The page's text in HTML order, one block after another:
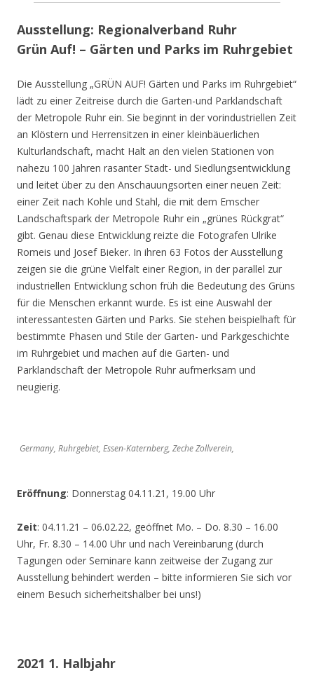
Ausstellung: Regionalverband Ruhr
Grün Auf! – Gärten und Parks im Ruhrgebiet
Die Ausstellung „GRÜN AUF! Gärten und Parks im Ruhrgebiet“
lädt zu einer Zeitreise durch die Garten-und Parklandschaft
der Metropole Ruhr ein. Sie beginnt in der vorindustriellen Zeit
an Klöstern und Herrensitzen in einer kleinbäuerlichen
Kulturlandschaft, macht Halt an den vielen Stationen von
nahezu 100 Jahren rasanter Stadt- und Siedlungsentwicklung
und leitet über zu den Anschauungsorten einer neuen Zeit:
einer Zeit nach Kohle und Stahl, die mit dem Emscher
Landschaftspark der Metropole Ruhr ein „grünes Rückgrat“
gibt. Genau diese Entwicklung reizte die Fotografen Ulrike
Romeis und Josef Bieker. In ihren 63 Fotos der Ausstellung
zeigen sie die grüne Vielfalt einer Region, in der parallel zur
industriellen Entwicklung schon früh die Bedeutung des Grüns
für die Menschen erkannt wurde. Es ist eine Auswahl der
interessantesten Gärten und Parks. Sie stehen beispielhaft für
bestimmte Phasen und Stile der Garten- und Parkgeschichte
im Ruhrgebiet und machen auf die Garten- und
Parklandschaft der Metropole Ruhr aufmerksam und
neugierig.
Germany, Ruhrgebiet, Essen-Katernberg, Zeche Zollverein,
Eröffnung: Donnerstag 04.11.21, 19.00 Uhr
Zeit: 04.11.21 – 06.02.22, geöffnet Mo. – Do. 8.30 – 16.00
Uhr, Fr. 8.30 – 14.00 Uhr und nach Vereinbarung (durch
Tagungen oder Seminare kann zeitweise der Zugang zur
Ausstellung behindert werden – bitte informieren Sie sich vor
einem Besuch sicherheitshalber bei uns!)
2021 1. Halbjahr